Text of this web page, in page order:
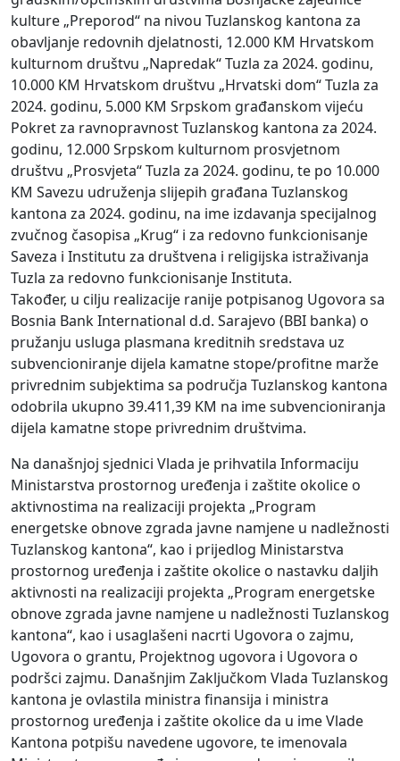
kulture „Preporod“ na nivou Tuzlanskog kantona za
obavljanje redovnih djelatnosti, 12.000 KM Hrvatskom
kulturnom društvu „Napredak“ Tuzla za 2024. godinu,
10.000 KM Hrvatskom društvu „Hrvatski dom“ Tuzla za
2024. godinu, 5.000 KM Srpskom građanskom vijeću
Pokret za ravnopravnost Tuzlanskog kantona za 2024.
godinu, 12.000 Srpskom kulturnom prosvjetnom
društvu „Prosvjeta“ Tuzla za 2024. godinu, te po 10.000
KM Savezu udruženja slijepih građana Tuzlanskog
kantona za 2024. godinu, na ime izdavanja specijalnog
zvučnog časopisa „Krug“ i za redovno funkcionisanje
Saveza i Institutu za društvena i religijska istraživanja
Tuzla za redovno funkcionisanje Instituta.
Također, u cilju realizacije ranije potpisanog Ugovora sa
Bosnia Bank International d.d. Sarajevo (BBI banka) o
pružanju usluga plasmana kreditnih sredstava uz
subvencioniranje dijela kamatne stope/profitne marže
privrednim subjektima sa područja Tuzlanskog kantona
odobrila ukupno 39.411,39 KM na ime subvencioniranja
dijela kamatne stope privrednim društvima.
Na današnjoj sjednici Vlada je prihvatila Informaciju
Ministarstva prostornog uređenja i zaštite okolice o
aktivnostima na realizaciji projekta „Program
energetske obnove zgrada javne namjene u nadležnosti
Tuzlanskog kantona“, kao i prijedlog Ministarstva
prostornog uređenja i zaštite okolice o nastavku daljih
aktivnosti na realizaciji projekta „Program energetske
obnove zgrada javne namjene u nadležnosti Tuzlanskog
kantona“, kao i usaglašeni nacrti Ugovora o zajmu,
Ugovora o grantu, Projektnog ugovora i Ugovora o
podršci zajmu. Današnjim Zaključkom Vlada Tuzlanskog
kantona je ovlastila ministra finansija i ministra
prostornog uređenja i zaštite okolice da u ime Vlade
Kantona potpišu navedene ugovore, te imenovala